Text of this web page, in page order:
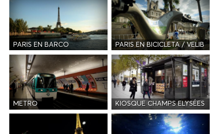
PARIS EN BARCO PARIS EN BICICLETA / VELIB
METRO KIOSQUE CHAMPS ELYSÉES